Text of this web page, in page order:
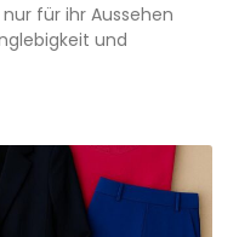
für ihr Aussehen
und